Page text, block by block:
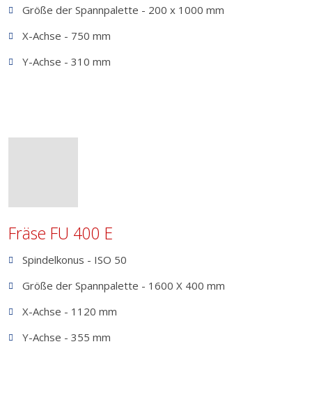
Größe der Spannpalette - 200 x 1000 mm
X-Achse - 750 mm
Y-Achse - 310 mm
Fräse FU 400 E
Spindelkonus - ISO 50
Größe der Spannpalette - 1600 X 400 mm
X-Achse - 1120 mm
Y-Achse - 355 mm